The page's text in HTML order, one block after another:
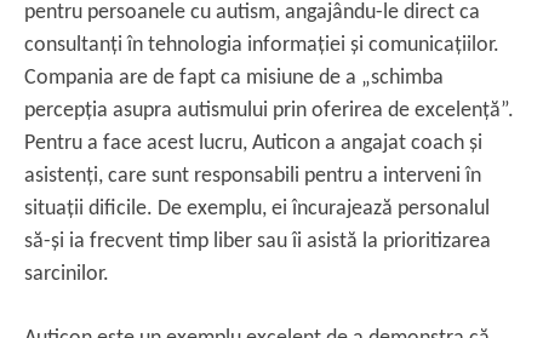
pentru persoanele cu autism, angajându-le direct ca
consultanți în tehnologia informației și comunicațiilor.
Compania are de fapt ca misiune de a „schimba
percepția asupra autismului prin oferirea de excelență”.
Pentru a face acest lucru, Auticon a angajat coach și
asistenți, care sunt responsabili pentru a interveni în
situații dificile. De exemplu, ei încurajează personalul
să-și ia frecvent timp liber sau îi asistă la prioritizarea
sarcinilor.